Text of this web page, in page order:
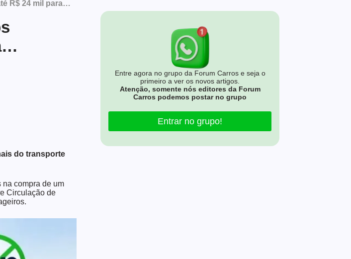
R$ 24 mil para…
do transporte
compra de um
Circulação de
Entre agora no grupo da Forum Carros e seja o
primeiro a ver os novos artigos.
Atenção, somente nós editores da Forum
Carros podemos postar no grupo
Entrar no grupo!